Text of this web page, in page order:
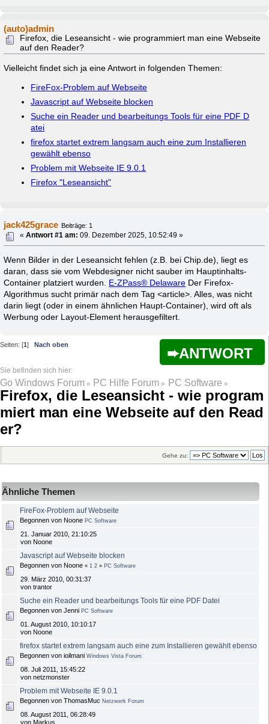
(auto)admin
Firefox, die Leseansicht - wie programmiert man eine Webseite
auf den Reader?
Vielleicht findet sich ja eine Antwort in folgenden Themen:
FireFox-Problem auf Webseite
Javascript auf Webseite blocken
Suche ein Reader und bearbeitungs Tools für eine PDF D
atei
firefox startet extrem langsam auch eine zum Installieren
gewählt ebenso
Problem mit Webseite IE 9.0.1
Firefox "Leseansicht"
jack425grace Beiträge: 1
«Antwort #1 am: 09. Dezember 2025, 10:52:49 »
Wenn Bilder in der Leseansicht fehlen (z.B. bei Chip.de), liegt es
daran, dass sie vom Webdesigner nicht sauber im Hauptinhalts-
Container platziert wurden.
E-ZPass® Delaware Der Firefox-
Algorithmus sucht primär nach dem Tag <article>. Alles, was nicht
darin liegt (oder in einem ähnlichen Haupt-Container), wird oft als
Werbung oder Layout-Element herausgefiltert.
ANTWORT
Seiten: [1 ] Nach oben
Go Windows Forum » PC Hilfe Forum » PC Software »
Firefox, die Leseansicht - wie program
miert man eine Webseite auf den Read
er?
Gehe zu:
Ähnliche Themen
FireFox-Problem auf Webseite
Begonnen von Noone PC Software
21. Januar 2010, 21:10:25
von Noone
Javascript auf Webseite blocken
Begonnen von Noone « 1 2 » PC Software
29. März 2010, 00:31:37
von trantor
Suche ein Reader und bearbeitungs Tools für eine PDF Datei
Begonnen von Jenni PC Software
01. August 2010, 10:10:17
von Noone
firefox startet extrem langsam auch eine zum Installieren gewählt ebenso
Begonnen von ioilmani Windows Vista Forum
08. Juli 2011, 15:45:22
von netzmonster
Problem mit Webseite IE 9.0.1
Begonnen von ThomasMuc Netzwerk Forum
08. August 2011, 06:28:49
von Markus